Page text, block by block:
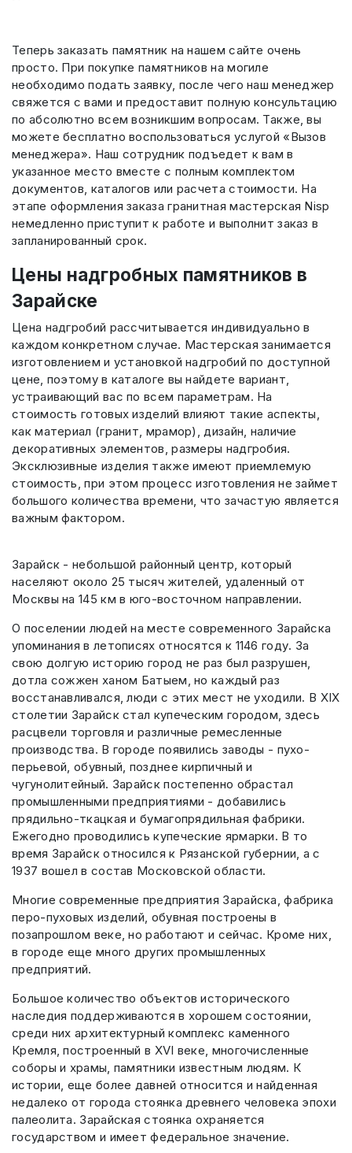
Теперь заказать памятник на нашем сайте очень
просто. При покупке памятников на могиле
необходимо подать заявку, после чего наш менеджер
свяжется с вами и предоставит полную консультацию
по абсолютно всем возникшим вопросам. Также, вы
можете бесплатно воспользоваться услугой «Вызов
менеджера». Наш сотрудник подъедет к вам в
указанное место вместе с полным комплектом
документов, каталогов или расчета стоимости. На
этапе оформления заказа гранитная мастерская Nisp
немедленно приступит к работе и выполнит заказ в
запланированный срок.
Цены надгробных памятников в
Зарайске
Цена надгробий рассчитывается индивидуально в
каждом конкретном случае. Мастерская занимается
изготовлением и установкой надгробий по доступной
цене, поэтому в каталоге вы найдете вариант,
устраивающий вас по всем параметрам. На
стоимость готовых изделий влияют такие аспекты,
как материал (гранит, мрамор), дизайн, наличие
декоративных элементов, размеры надгробия.
Эксклюзивные изделия также имеют приемлемую
стоимость, при этом процесс изготовления не займет
большого количества времени, что зачастую является
важным фактором.
Зарайск - небольшой районный центр, который
населяют около 25 тысяч жителей, удаленный от
Москвы на 145 км в юго-восточном направлении.
О поселении людей на месте современного Зарайска
упоминания в летописях относятся к 1146 году. За
свою долгую историю город не раз был разрушен,
дотла сожжен ханом Батыем, но каждый раз
восстанавливался, люди с этих мест не уходили. В XIX
столетии Зарайск стал купеческим городом, здесь
расцвели торговля и различные ремесленные
производства. В городе появились заводы - пухо-
перьевой, обувный, позднее кирпичный и
чугунолитейный. Зарайск постепенно обрастал
промышленными предприятиями - добавились
прядильно-ткацкая и бумагопрядильная фабрики.
Ежегодно проводились купеческие ярмарки. В то
время Зарайск относился к Рязанской губернии, а с
1937 вошел в состав Московской области.
Многие современные предприятия Зарайска, фабрика
перо-пуховых изделий, обувная построены в
позапрошлом веке, но работают и сейчас. Кроме них,
в городе еще много других промышленных
предприятий.
Большое количество объектов исторического
наследия поддерживаются в хорошем состоянии,
среди них архитектурный комплекс каменного
Кремля, построенный в XVI веке, многочисленные
соборы и храмы, памятники известным людям. К
истории, еще более давней относится и найденная
недалеко от города стоянка древнего человека эпохи
палеолита. Зарайская стоянка охраняется
государством и имеет федеральное значение.